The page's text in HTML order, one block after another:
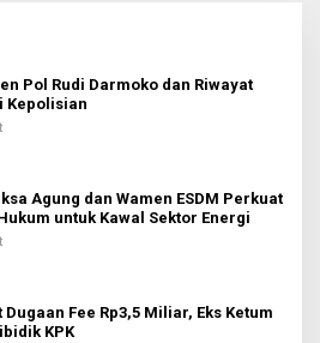
Pol Rudi Darmoko dan Riwayat
Kepolisian
Agung dan Wamen ESDM Perkuat
untuk Kawal Sektor Energi
Fee Rp3,5 Miliar, Eks Ketum
KPK